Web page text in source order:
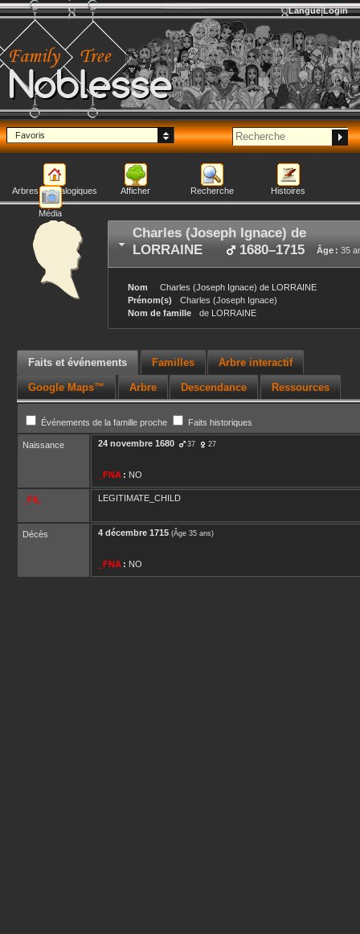
Noblesse
Langue Login
Favoris
Arbres généalogiques Afficher Recherche Histoires
Média
Charles (Joseph Ignace) de
LORRAINE
Âge : 35
1680–1715
Nom Charles (Joseph Ignace) de LORRAINE
Prénom(s)
Charles (Joseph Ignace)
Nom de famille
de LORRAINE
Faits et événements Familles Arbre interactif
Google Maps™ Arbre Descendance Ressources
Événements de la famille proche Faits historiques
Naissance 24 novembre 1680 37 27
_FNA : NO
_FIL LEGITIMATE_CHILD
Décès 4 décembre 1715 (Âge 35 ans)
_FNA : NO